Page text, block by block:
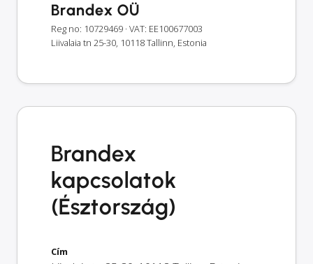
Brandex OÜ
Reg no: 10729469 · VAT: EE100677003
Liivalaia tn 25-30, 10118 Tallinn, Estonia
Brandex
kapcsolatok
(Észtország)
Cím